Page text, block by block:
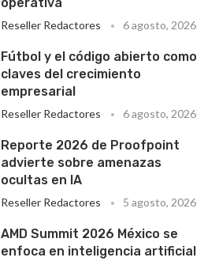
Reseller Redactores 6 agosto, 2026
Fútbol y el código abierto como
claves del crecimiento
empresarial
Reseller Redactores 6 agosto, 2026
Reporte 2026 de Proofpoint
advierte sobre amenazas
ocultas en IA
Reseller Redactores 5 agosto, 2026
AMD Summit 2026 México se
enfoca en inteligencia artificial